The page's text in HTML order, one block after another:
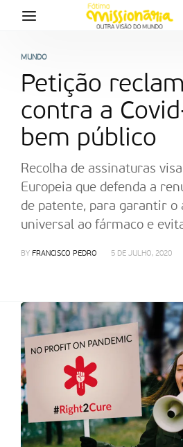
MUNDO
Petição
contra a
bem público
Recolha de assinaturas
Europeia que defenda a
de patente, para garantir o
universal ao fármaco e
BY FRANCISCO PEDRO 5 DE JULHO, 2020